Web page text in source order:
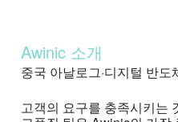
Awinic 소개
중국 아날로그·디지털 반도
고객의 요구를 충족시키는